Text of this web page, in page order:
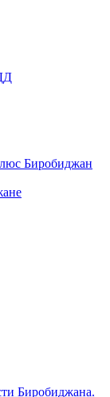
Биробиджан